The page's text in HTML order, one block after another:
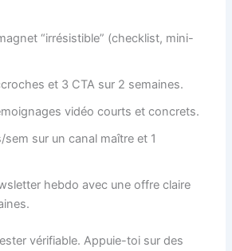
“irrésistible” (checklist, mini-
et 3 CTA sur 2 semaines.
vidéo courts et concrets.
sem sur un canal maître et 1
hebdo avec une offre claire
vérifiable. Appuie-toi sur des